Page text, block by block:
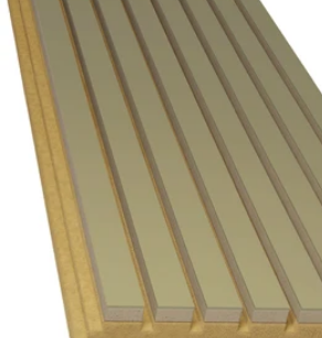
den
Produktinformationen
Sie das Medium 0 im Modalmodus